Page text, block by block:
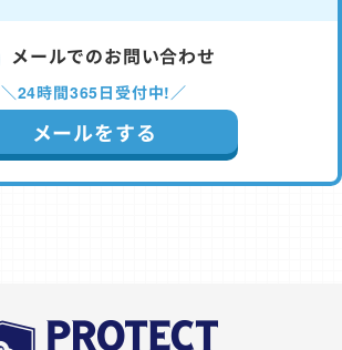
メールでのお問い合わせ
＼24時間365日受付中!／
メールをする